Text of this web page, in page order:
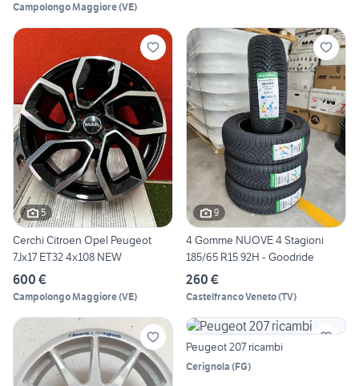
Campolongo Maggiore(VE)
5
Cerchi Citroen Opel Peugeot
7Jx17 ET32 4x108 NEW
600 €
Campolongo Maggiore(VE)
9
4 Gomme NUOVE 4 Stagioni
185/65 R15 92H - Goodride
260 €
Castelfranco Veneto(TV)
Peugeot 207 ricambi
Cerignola (FG)